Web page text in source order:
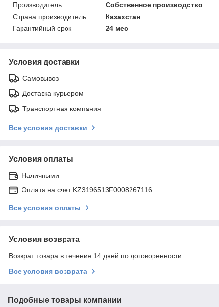
Производитель
Собственное производство
Страна производитель
Казахстан
Гарантийный срок
24 мес
Условия доставки
Самовывоз
Доставка курьером
Транспортная компания
Все условия доставки
Условия оплаты
Наличными
Оплата на счет KZ3196513F0008267116
Все условия оплаты
Условия возврата
Возврат товара в течение 14 дней по договоренности
Все условия возврата
Подобные товары компании